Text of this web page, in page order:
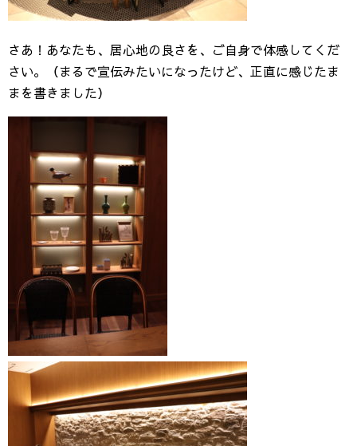
さあ！あなたも、居心地の良さを、ご自身で体感してくだ
さい。（まるで宣伝みたいになったけど、正直に感じたま
まを書きました）